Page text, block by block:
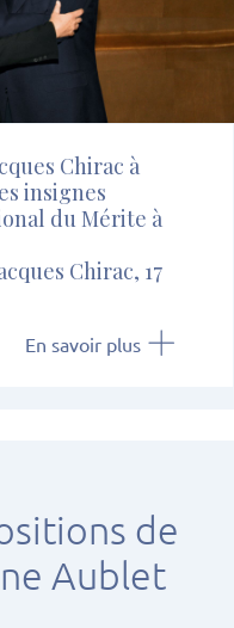
Chirac à
insignes
du Mérite à
Chirac, 17
En savoir plus
de
Aublet